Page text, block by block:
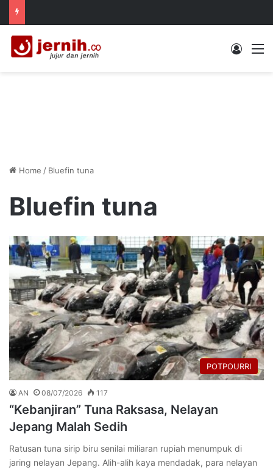
Log In
Home / Bluefin tuna
Bluefin tuna
POTPOURRI
AN 08/07/2026 117
“Kebanjiran” Tuna Raksasa, Nelayan
Jepang Malah Sedih
Ratusan tuna sirip biru senilai miliaran rupiah menumpuk di
jaring nelayan Jepang. Alih-alih kaya mendadak, para nelayan